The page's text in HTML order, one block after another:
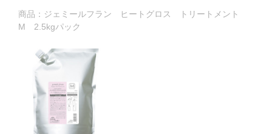
商品： ジェミールフラン ヒートグロス トリートメント
M 2.5kgパック